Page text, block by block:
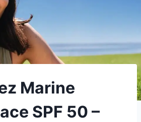
Marine
SPF 50 –